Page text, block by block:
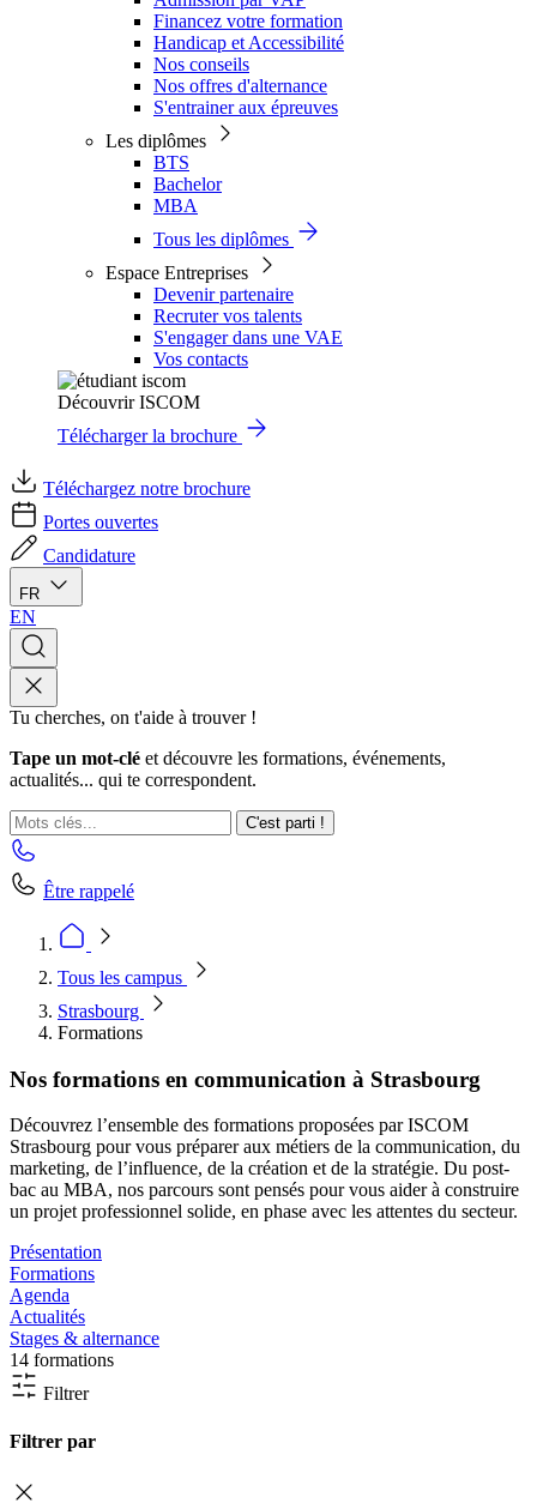
Financez votre formation
Handicap et Accessibilité
Nos conseils
Nos offres d'alternance
S'entrainer aux épreuves
Les diplômes
BTS
Bachelor
MBA
Tous les diplômes
Espace Entreprises
Devenir partenaire
Recruter vos talents
S'engager dans une VAE
Vos contacts
Découvrir ISCOM
Télécharger la brochure
Téléchargez notre brochure
Portes ouvertes
Candidature
FR
EN
Tu cherches, on t'aide à trouver !
Tape un mot-clé et découvre les formations, événements,
actualités... qui te correspondent.
C'est parti !
Être rappelé
Tous les campus
Strasbourg
Formations
Nos formations en communication à Strasbourg
Découvrez l’ensemble des formations proposées par ISCOM
Strasbourg pour vous préparer aux métiers de la communication, du
marketing, de l’influence, de la création et de la stratégie. Du post-
bac au MBA, nos parcours sont pensés pour vous aider à construire
un projet professionnel solide, en phase avec les attentes du secteur.
Présentation
Formations
Agenda
Actualités
Stages & alternance
14 formations
Filtrer
Filtrer par